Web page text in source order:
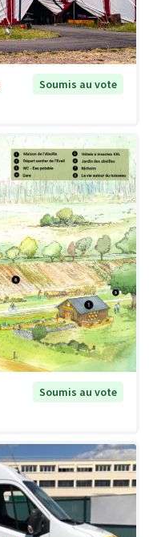
Soumis au vote
Soumis au vote